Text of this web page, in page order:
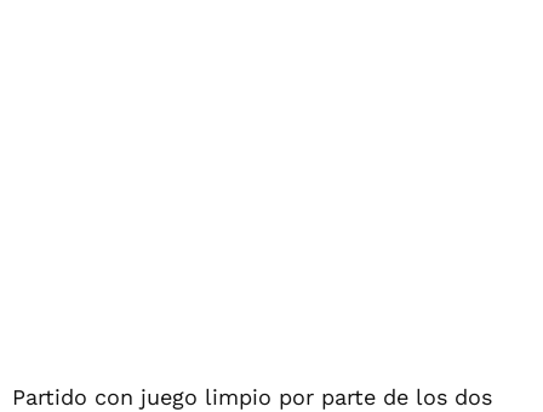
Partido con juego limpio por parte de los dos